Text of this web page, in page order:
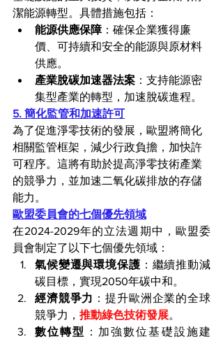
潔能源轉型。具體措施包括：
能源供應保障：確保企業獲得廉
價、可持續和安全的能源與原材料
供應。
產業脫碳加速器法案 ：支持能源密
集型產業的轉型，加速脫碳進程。
5. 簡化監管和加速許可
為了促進淨零技術的發展，歐盟將簡化
相關監管框架，減少行政負擔，加快許
可程序。這將有助於提高淨零技術產業
的競爭力，並加速二氧化碳排放的存儲
能力。
歐盟委員會的七個優先領域
在2024-2029年的立法週期中，歐盟委
員會制定了以下七個優先領域：
氣候變遷與環境保護 ：繼續推動減
碳目標，實現2050年碳中和。
經濟競爭力 ：提升歐洲企業的全球
競爭力， 推動綠色技術發展。
數位轉型
：加強數位基礎設施建